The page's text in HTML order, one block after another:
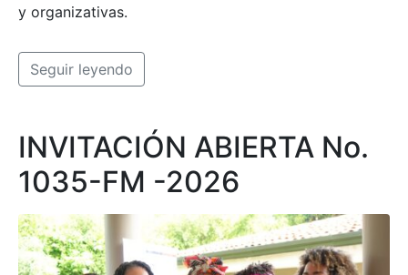
y organizativas.
Seguir leyendo
INVITACIÓN ABIERTA No.
1035-FM -2026